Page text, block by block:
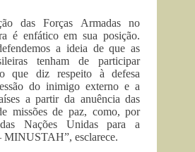
das Forças Armadas no
é enfático em sua posição.
a ideia de que as
tenham de participar
que diz respeito à defesa
do inimigo externo e a
a partir da anuência das
missões de paz, como, por
Nações Unidas para a
MINUSTAH”, esclarece.